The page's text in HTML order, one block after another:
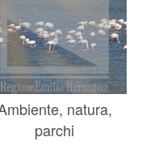
natura,
parchi